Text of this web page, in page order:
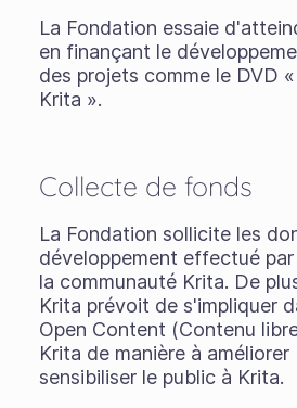
La Fondation essaie
en finançant le
des projets comme le DVD
Krita ».
Collecte de fonds
La Fondation sollicite les
développement effectué
la communauté Krita. De
Krita prévoit de s'impliquer
Open Content (Contenu
Krita de manière à améliorer
sensibiliser le public à Krita.